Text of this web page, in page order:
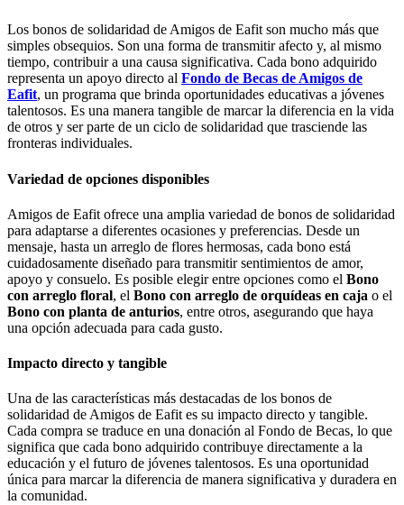
Los bonos de solidaridad de Amigos de Eafit son mucho más que
simples obsequios. Son una forma de transmitir afecto y, al mismo
tiempo, contribuir a una causa significativa. Cada bono adquirido
representa un apoyo directo al Fondo de Becas de Amigos de
Eafit, un programa que brinda oportunidades educativas a jóvenes
talentosos. Es una manera tangible de marcar la diferencia en la vida
de otros y ser parte de un ciclo de solidaridad que trasciende las
fronteras individuales.
Variedad de opciones disponibles
Amigos de Eafit ofrece una amplia variedad de bonos de solidaridad
para adaptarse a diferentes ocasiones y preferencias. Desde un
mensaje, hasta un arreglo de flores hermosas, cada bono está
cuidadosamente diseñado para transmitir sentimientos de amor,
apoyo y consuelo. Es posible elegir entre opciones como el Bono
con arreglo floral, el Bono con arreglo de orquídeas en caja o el
Bono con planta de anturios, entre otros, asegurando que haya
una opción adecuada para cada gusto.
Impacto directo y tangible
Una de las características más destacadas de los bonos de
solidaridad de Amigos de Eafit es su impacto directo y tangible.
Cada compra se traduce en una donación al Fondo de Becas, lo que
significa que cada bono adquirido contribuye directamente a la
educación y el futuro de jóvenes talentosos. Es una oportunidad
única para marcar la diferencia de manera significativa y duradera en
la comunidad.